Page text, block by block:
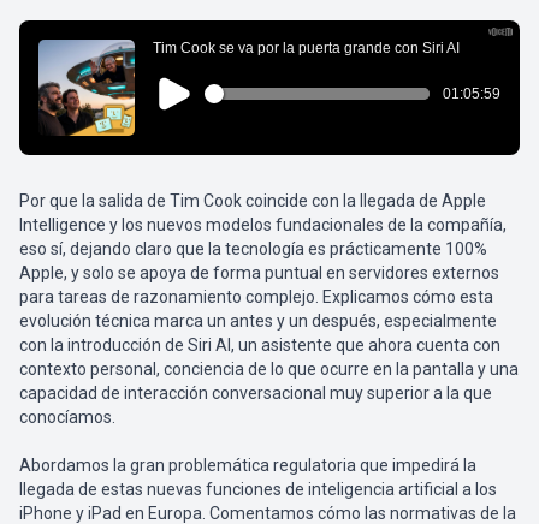
Por que la salida de Tim Cook coincide con la llegada de Apple
Intelligence y los nuevos modelos fundacionales de la compañía,
eso sí, dejando claro que la tecnología es prácticamente 100%
Apple, y solo se apoya de forma puntual en servidores externos
para tareas de razonamiento complejo. Explicamos cómo esta
evolución técnica marca un antes y un después, especialmente
con la introducción de Siri AI, un asistente que ahora cuenta con
contexto personal, conciencia de lo que ocurre en la pantalla y una
capacidad de interacción conversacional muy superior a la que
conocíamos.
Abordamos la gran problemática regulatoria que impedirá la
llegada de estas nuevas funciones de inteligencia artificial a los
iPhone y iPad en Europa. Comentamos cómo las normativas de la